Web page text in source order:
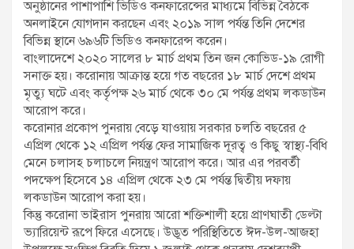
অনুষ্ঠানের পাশাপাশি ভিডিও কনফারেন্সের মাধ্যমে বিভিন্ন বৈঠকে
অনলাইনে যোগদান করছেন এবং ২০১৯ সাল পর্যন্ত তিনি দেশের
বিভিন্ন স্থানে ৬৯৬টি ভিডিও কনফারেন্স করেন।
বাংলাদেশে ২০২০ সালের ৮ মার্চ প্রথম তিন জন কোভিড-১৯ রোগী
সনাক্ত হয়। করোনায় আক্রান্ত হয়ে গত বছরের ১৮ মার্চ দেশে প্রথম
মৃত্যু ঘটে এবং কর্তৃপক্ষ ২৬ মার্চ থেকে ৩০ মে পর্যন্ত প্রথম লকডাউন
আরোপ করে।
করোনার প্রকোপ পুনরায় বেড়ে যাওয়ায় সরকার চলতি বছরের ৫
এপ্রিল থেকে ১২ এপ্রিল পর্যন্ত ফের সামাজিক দূরত্ব ও কিছু স্বাস্থ্য-বিধি
মেনে চলাসহ চলাচলে নিয়ন্ত্রণ আরোপ করে। আর এর পরবর্তী
পদক্ষেপ হিসেবে ১৪ এপ্রিল থেকে ২৩ মে পর্যন্ত দ্বিতীয় দফায়
লকডাউন আরোপ করা হয়।
কিন্তু করোনা ভাইরাস পুনরায় আরো শক্তিশালী হয়ে প্রাণঘাতী ডেল্টা
ভ্যারিয়েন্ট রূপে ফিরে এসেছে। উদ্ভূত পরিস্থিতিতে ঈদ-উল-আজহা